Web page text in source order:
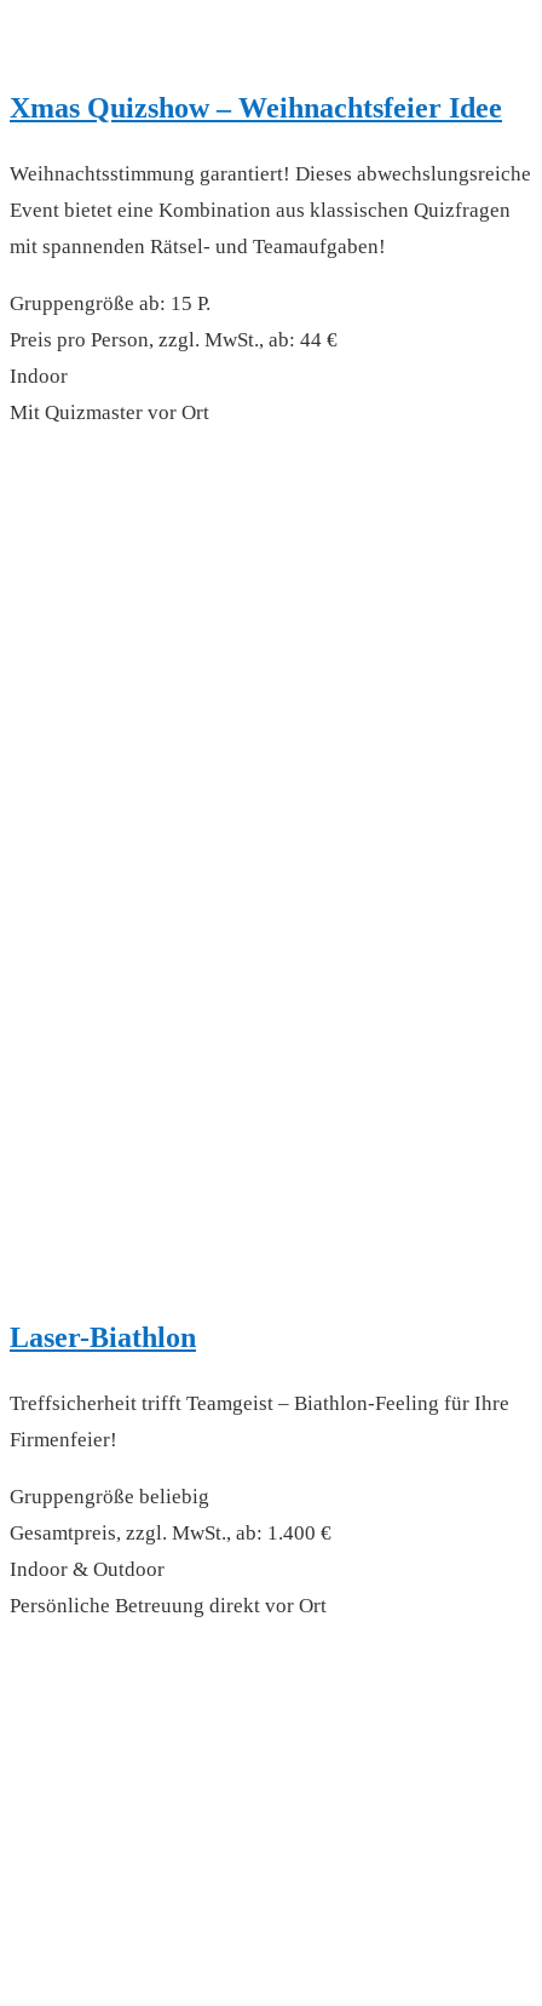
Xmas Quizshow – Weihnachtsfeier Idee
Weihnachtsstimmung garantiert! Dieses abwechslungsreiche
Event bietet eine Kombination aus klassischen Quizfragen
mit spannenden Rätsel- und Teamaufgaben!
Gruppengröße ab: 15 P.
Preis pro Person, zzgl. MwSt., ab: 44 €
Indoor
Mit Quizmaster vor Ort
Laser-Biathlon
Treffsicherheit trifft Teamgeist – Biathlon-Feeling für Ihre
Firmenfeier!
Gruppengröße beliebig
Gesamtpreis, zzgl. MwSt., ab: 1.400 €
Indoor & Outdoor
Persönliche Betreuung direkt vor Ort